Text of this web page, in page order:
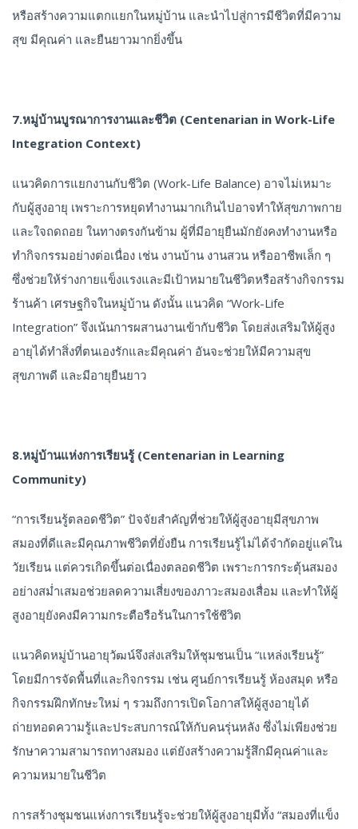
หรือสร้างความแตกแยกในหมู่บ้าน และนำไปสู่การมีชีวิตที่มีความ
สุข มีคุณค่า และยืนยาวมากยิ่งขึ้น
7.หมู่บ้านบูรณาการงานและชีวิต (Centenarian in Work-Life
Integration Context)
แนวคิดการแยกงานกับชีวิต (Work-Life Balance) อาจไม่เหมาะ
กับผู้สูงอายุ เพราะการหยุดทำงานมากเกินไปอาจทำให้สุขภาพกาย
และใจถดถอย ในทางตรงกันข้าม ผู้ที่มีอายุยืนมักยังคงทำงานหรือ
ทำกิจกรรมอย่างต่อเนื่อง เช่น งานบ้าน งานสวน หรืออาชีพเล็ก ๆ
ซึ่งช่วยให้ร่างกายแข็งแรงและมีเป้าหมายในชีวิตหรือสร้างกิจกรรม
ร้านค้า เศรษฐกิจในหมู่บ้าน ดังนั้น แนวคิด “Work-Life
Integration” จึงเน้นการผสานงานเข้ากับชีวิต โดยส่งเสริมให้ผู้สูง
อายุได้ทำสิ่งที่ตนเองรักและมีคุณค่า อันจะช่วยให้มีความสุข
สุขภาพดี และมีอายุยืนยาว
8.หมู่บ้านแห่งการเรียนรู้ (Centenarian in Learning
Community)
“การเรียนรู้ตลอดชีวิต” ปัจจัยสำคัญที่ช่วยให้ผู้สูงอายุมีสุขภาพ
สมองที่ดีและมีคุณภาพชีวิตที่ยั่งยืน การเรียนรู้ไม่ได้จำกัดอยู่แค่ใน
วัยเรียน แต่ควรเกิดขึ้นต่อเนื่องตลอดชีวิต เพราะการกระตุ้นสมอง
อย่างสม่ำเสมอช่วยลดความเสี่ยงของภาวะสมองเสื่อม และทำให้ผู้
สูงอายุยังคงมีความกระตือรือร้นในการใช้ชีวิต
แนวคิดหมู่บ้านอายุวัฒน์จึงส่งเสริมให้ชุมชนเป็น “แหล่งเรียนรู้”
โดยมีการจัดพื้นที่และกิจกรรม เช่น ศูนย์การเรียนรู้ ห้องสมุด หรือ
กิจกรรมฝึกทักษะใหม่ ๆ รวมถึงการเปิดโอกาสให้ผู้สูงอายุได้
ถ่ายทอดความรู้และประสบการณ์ให้กับคนรุ่นหลัง ซึ่งไม่เพียงช่วย
รักษาความสามารถทางสมอง แต่ยังสร้างความรู้สึกมีคุณค่าและ
ความหมายในชีวิต
การสร้างชุมชนแห่งการเรียนรู้จะช่วยให้ผู้สูงอายุมีทั้ง “สมองที่แข็ง